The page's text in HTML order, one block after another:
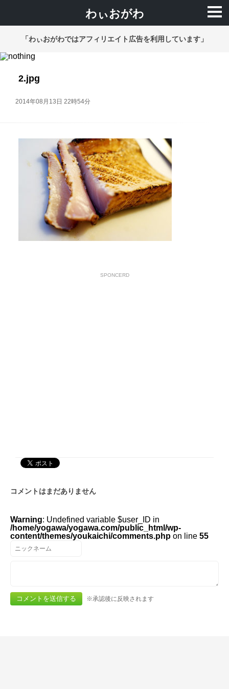
わぃおがわ
「わぃおがわではアフィリエイト広告を利用しています」
2.jpg
2014年08月13日 22時54分
SPONCERD
コメントはまだありません
Warning: Undefined variable $user_ID in
/home/yogawa/yogawa.com/public_html/wp-
content/themes/youkaichi/comments.php on line 55
※承認後に反映されます